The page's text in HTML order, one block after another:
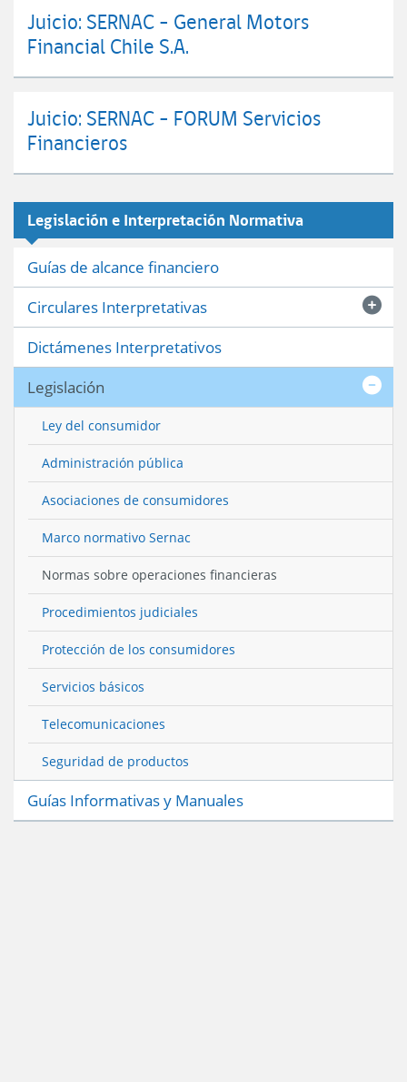
Reconstrucción
Juicio: SERNAC - General Motors
Financial Chile S.A.
Juicio: SERNAC - FORUM Servicios
Financieros
Legislación e Interpretación Normativa
Guías de alcance financiero
Circulares Interpretativas
Dictámenes Interpretativos
Legislación
Ley del consumidor
Administración pública
Asociaciones de consumidores
Marco normativo Sernac
Normas sobre operaciones financieras
Procedimientos judiciales
Protección de los consumidores
Servicios básicos
Telecomunicaciones
Seguridad de productos
Guías Informativas y Manuales